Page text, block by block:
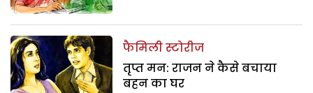
फैमिली स्टोरीज
तृप्त मन: राजन ने कैसे बचाया
बहन का घर